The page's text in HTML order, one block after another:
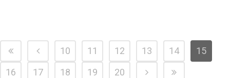
10 11 12 13 14
15
16
17 18 19 20